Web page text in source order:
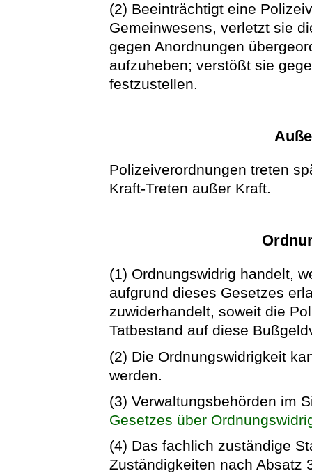
(2) Beeinträchtigt eine
Gemeinwesens, verletzt sie
gegen Anordnungen
aufzuheben; verstößt sie
festzustellen.
Polizeiverordnungen treten
Kraft-Treten außer Kraft.
(1) Ordnungswidrig handelt,
aufgrund dieses Gesetzes
zuwiderhandelt, soweit die
Tatbestand auf diese
(2) Die Ordnungswidrigkeit
werden.
(3) Verwaltungsbehörden im
Gesetzes über
(4) Das fachlich zuständige
Zuständigkeiten nach Absatz